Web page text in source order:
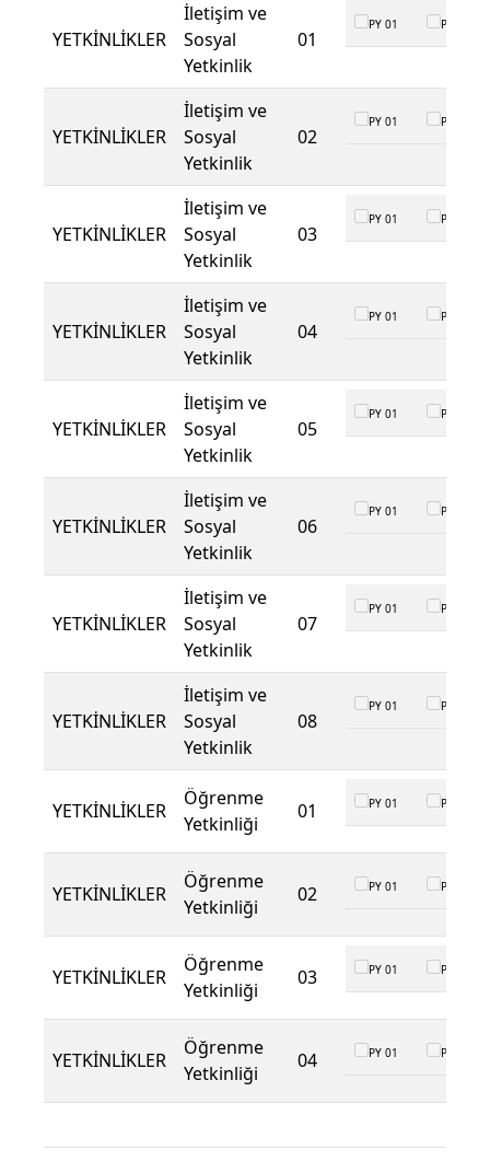
YETKİNLİKLER
İletişim ve
Sosyal
Yetkinlik
01
PY 01 PY 02
YETKİNLİKLER
İletişim ve
Sosyal
Yetkinlik
02
PY 01 PY 02
YETKİNLİKLER
İletişim ve
Sosyal
Yetkinlik
03
PY 01 PY 02
YETKİNLİKLER
İletişim ve
Sosyal
Yetkinlik
04
PY 01 PY 02
YETKİNLİKLER
İletişim ve
Sosyal
Yetkinlik
05
PY 01 PY 02
YETKİNLİKLER
İletişim ve
Sosyal
Yetkinlik
06
PY 01 PY 02
YETKİNLİKLER
İletişim ve
Sosyal
Yetkinlik
07
PY 01 PY 02
YETKİNLİKLER
İletişim ve
Sosyal
Yetkinlik
08
PY 01 PY 02
YETKİNLİKLER
Öğrenme
Yetkinliği
01 PY 01 PY 02
YETKİNLİKLER
Öğrenme
Yetkinliği
02 PY 01 PY 02
YETKİNLİKLER
Öğrenme
Yetkinliği
03 PY 01 PY 02
YETKİNLİKLER
Öğrenme
Yetkinliği
04 PY 01 PY 02